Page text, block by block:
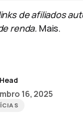
de afiliados
renda. Mais.
16, 2025